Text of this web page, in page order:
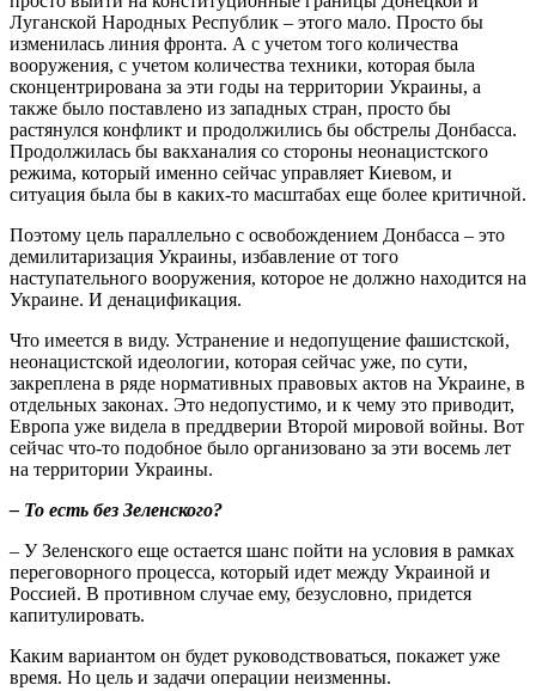
Луганской Народных Республик – этого мало. Просто бы
изменилась линия фронта. А с учетом того количества
вооружения, с учетом количества техники, которая была
сконцентрирована за эти годы на территории Украины, а
также было поставлено из западных стран, просто бы
растянулся конфликт и продолжились бы обстрелы Донбасса.
Продолжилась бы вакханалия со стороны неонацистского
режима, который именно сейчас управляет Киевом, и
ситуация была бы в каких-то масштабах еще более критичной.
Поэтому цель параллельно с освобождением Донбасса – это
демилитаризация Украины, избавление от того
наступательного вооружения, которое не должно находится на
Украине. И денацификация.
Что имеется в виду. Устранение и недопущение фашистской,
неонацистской идеологии, которая сейчас уже, по сути,
закреплена в ряде нормативных правовых актов на Украине, в
отдельных законах. Это недопустимо, и к чему это приводит,
Европа уже видела в преддверии Второй мировой войны. Вот
сейчас что-то подобное было организовано за эти восемь лет
на территории Украины.
– То есть без Зеленского?
– У Зеленского еще остается шанс пойти на условия в рамках
переговорного процесса, который идет между Украиной и
Россией. В противном случае ему, безусловно, придется
капитулировать.
Каким вариантом он будет руководствоваться, покажет уже
время. Но цель и задачи операции неизменны.